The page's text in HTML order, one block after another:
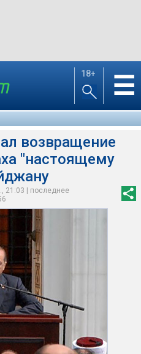
18+ ☰
возвращение
"настоящему
21:03 | последнее